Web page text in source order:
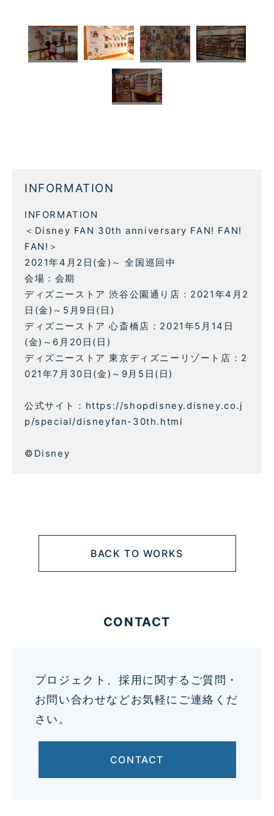
INFORMATION
INFORMATION
＜Disney FAN 30th anniversary FAN! FAN!
FAN!＞
2021年4月2日(金)～ 全国巡回中
会場：会期
ディズニーストア 渋谷公園通り店：2021年4月2
日(金)～5月9日(日)
ディズニーストア 心斎橋店：2021年5月14日
(金)～6月20日(日)
ディズニーストア 東京ディズニーリゾート店：2
021年7月30日(金)～9月5日(日)
公式サイト：https://shopdisney.disney.co.j
p/special/disneyfan-30th.html
©Disney
BACK TO WORKS
CONTACT
プロジェクト、採用に関するご質問・
お問い合わせなどお気軽にご連絡くだ
さい。
CONTACT